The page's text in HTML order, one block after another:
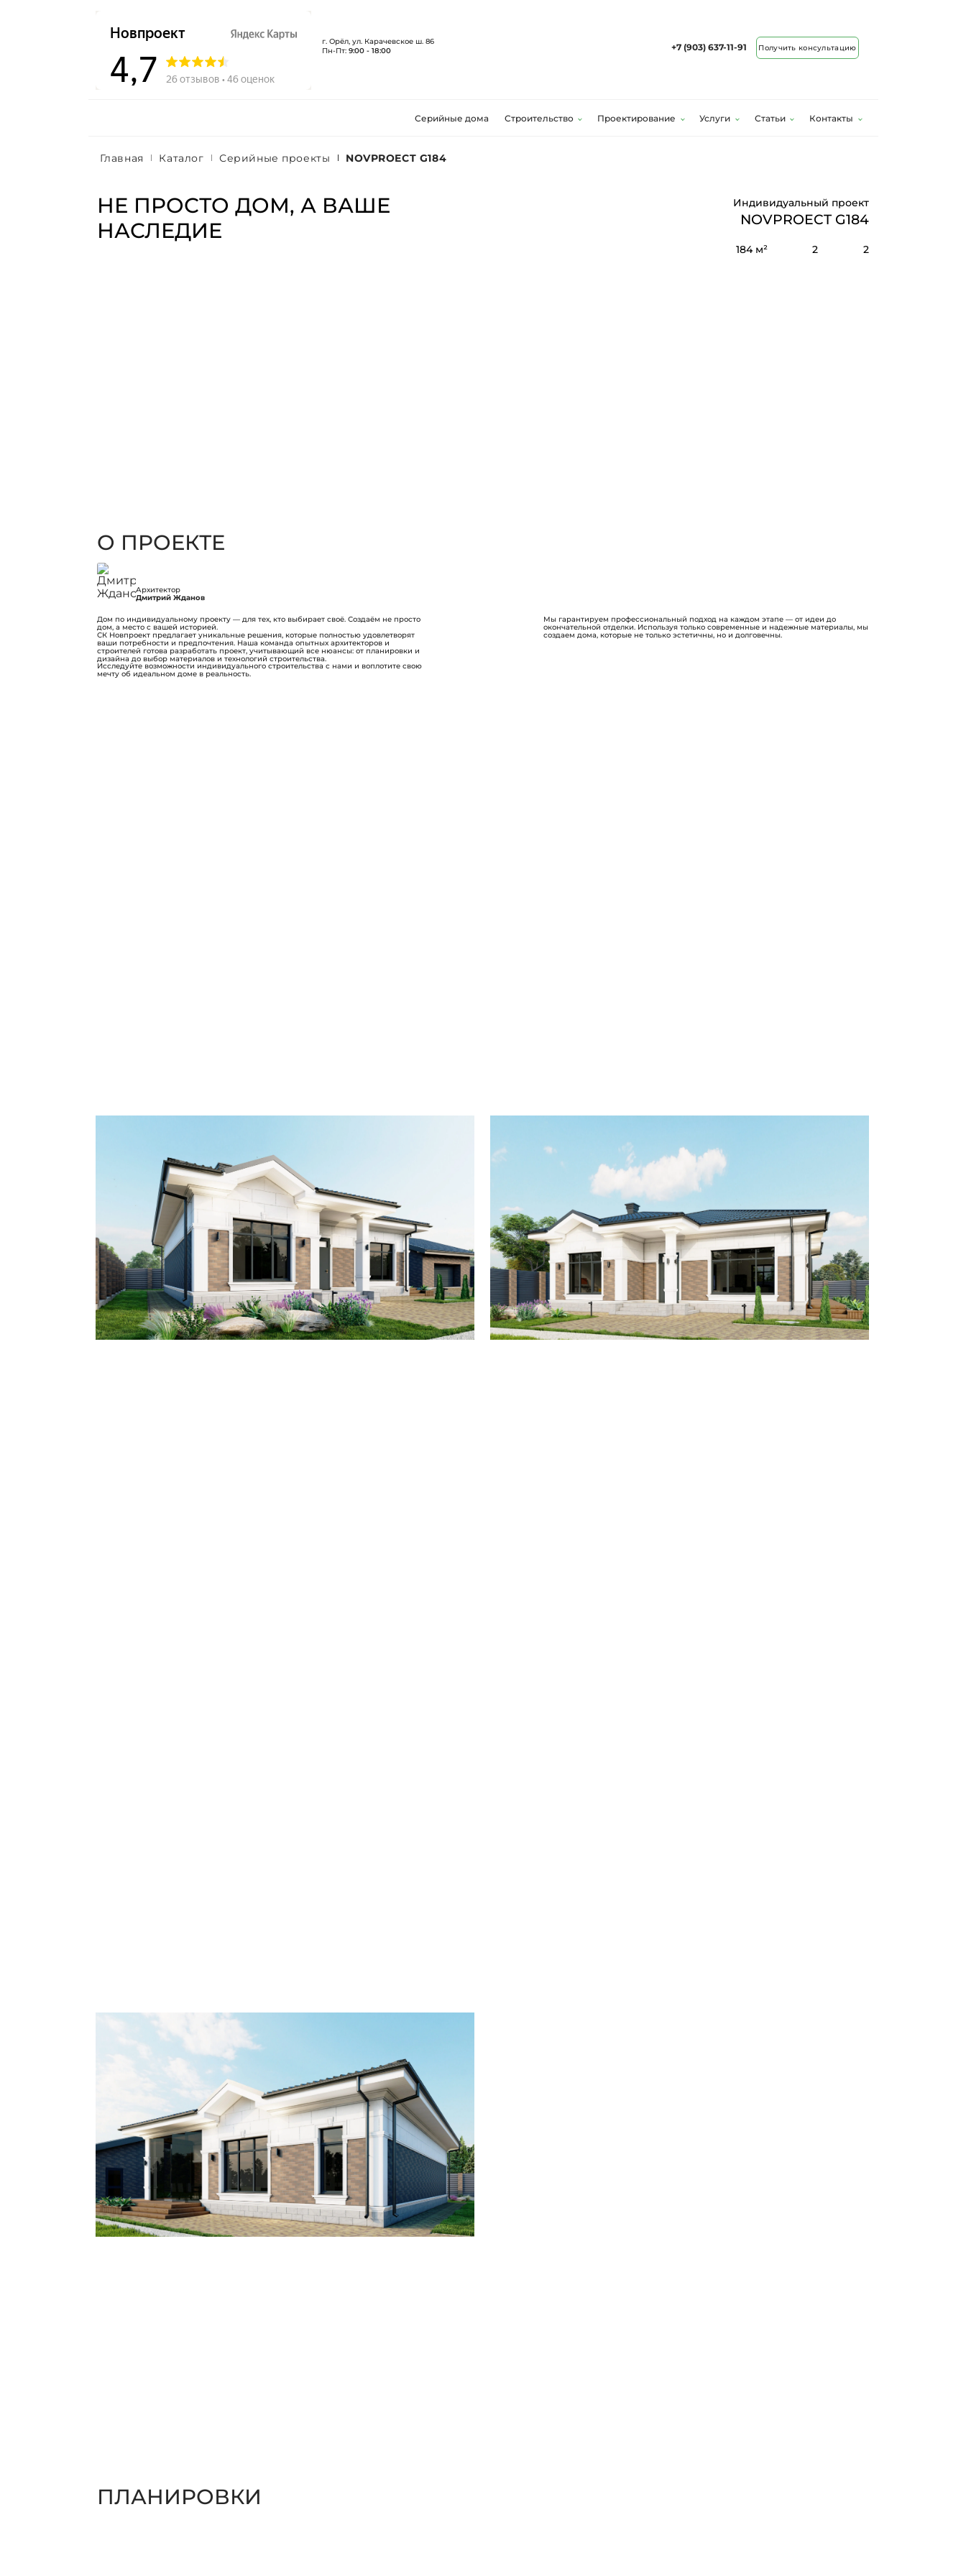
г. Орёл, ул. Карачевское ш. 86
Пн-Пт:9:00 - 18:00 +7 (903) 637-11-91 Получить консультацию
Серийные дома Строительство Проектирование Услуги Статьи Контакты
Главная Каталог Серийные проекты NOVPROECT G184
НЕ ПРОСТО ДОМ, А ВАШЕ
НАСЛЕДИЕ
Индивидуальный проект
NOVPROECT G184
184 м² 2 2
О ПРОЕКТЕ
Архитектор
Дмитрий Жданов
Дом по индивидуальному проекту — для тех, кто выбирает своё. Создаём не просто
дом, а место с вашей историей.
СК Новпроект предлагает уникальные решения, которые полностью удовлетворят
ваши потребности и предпочтения. Наша команда опытных архитекторов и
строителей готова разработать проект, учитывающий все нюансы: от планировки и
дизайна до выбор материалов и технологий строительства.
Мы гарантируем профессиональный подход на каждом этапе — от идеи до
окончательной отделки. Используя только современные и надежные материалы, мы
создаем дома, которые не только эстетичны, но и долговечны.
Исследуйте возможности индивидуального строительства с нами и воплотите свою
мечту об идеальном доме в реальность.
ПЛАНИРОВКИ